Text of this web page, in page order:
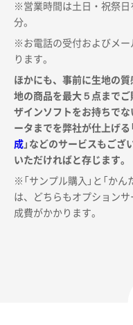
※営業時間は土日・祝祭日
分。
※お電話の受付およびメー
ります。
ほかにも、事前に生地の
地の商品を最大５点までご
ザインソフトをお持ちで
ータまでを弊社が仕上げる
成 」などのサービスもご
いただければと存じます。
※「サンプル購入」と「か
は、どちらもオプション
成費がかかります。